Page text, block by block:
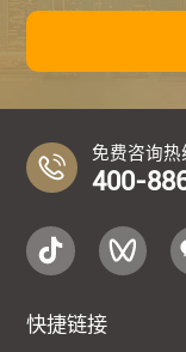
免费咨询热
400-
快捷链接